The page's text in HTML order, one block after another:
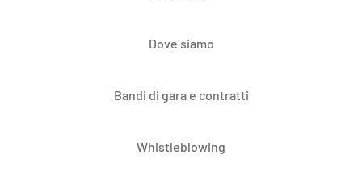
Dove siamo
Bandi di gara e contratti
Whistleblowing